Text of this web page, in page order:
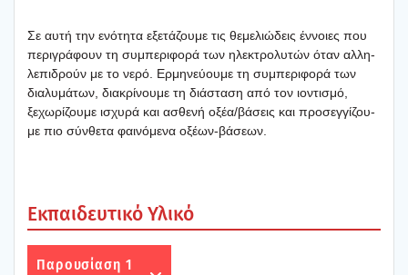
Σε αυτή την ενό­τη­τα εξε­τά­ζου­με τις θεμε­λιώ­δεις έννοιες που
περι­γρά­φουν τη συμπε­ρι­φο­ρά των ηλε­κτρο­λυ­τών όταν αλλη­
λε­πι­δρούν με το νερό. Ερμη­νεύ­ου­με τη συμπε­ρι­φο­ρά των
δια­λυ­μά­των, δια­κρί­νου­με τη διά­στα­ση από τον ιοντι­σμό,
ξεχω­ρί­ζου­με ισχυ­ρά και ασθε­νή οξέα/βάσεις και προ­σεγ­γί­ζου­
με πιο σύν­θε­τα φαι­νό­με­να οξέων‑βάσεων.
Εκπαι­δευ­τι­κό Υλι­κό
Παρου­σί­α­ση 1